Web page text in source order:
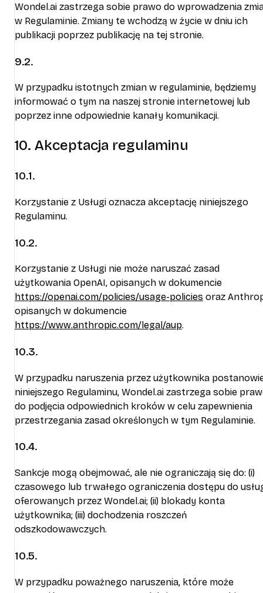
Wondel.ai zastrzega sobie prawo do wprowadzenia
w Regulaminie. Zmiany te wchodzą w życie w dniu ich
publikacji poprzez publikację na tej stronie.
9.2.
W przypadku istotnych zmian w regulaminie, będziemy
informować o tym na naszej stronie internetowej lub
poprzez inne odpowiednie kanały komunikacji.
10. Akceptacja regulaminu
10.1.
Korzystanie z Usługi oznacza akceptację niniejszego
Regulaminu.
10.2.
Korzystanie z Usługi nie może naruszać zasad
użytkowania OpenAI, opisanych w dokumencie
https://openai.com/policies/usage-policies oraz
opisanych w dokumencie
https://www.anthropic.com/legal/aup.
10.3.
W przypadku naruszenia przez użytkownika
niniejszego Regulaminu, Wondel.ai zastrzega sobie
do podjęcia odpowiednich kroków w celu zapewnienia
przestrzegania zasad określonych w tym Regulaminie.
10.4.
Sankcje mogą obejmować, ale nie ograniczają się do: (i)
czasowego lub trwałego ograniczenia dostępu do
oferowanych przez Wondel.ai; (ii) blokady konta
użytkownika; (iii) dochodzenia roszczeń
odszkodowawczych.
10.5.
W przypadku poważnego naruszenia, które może